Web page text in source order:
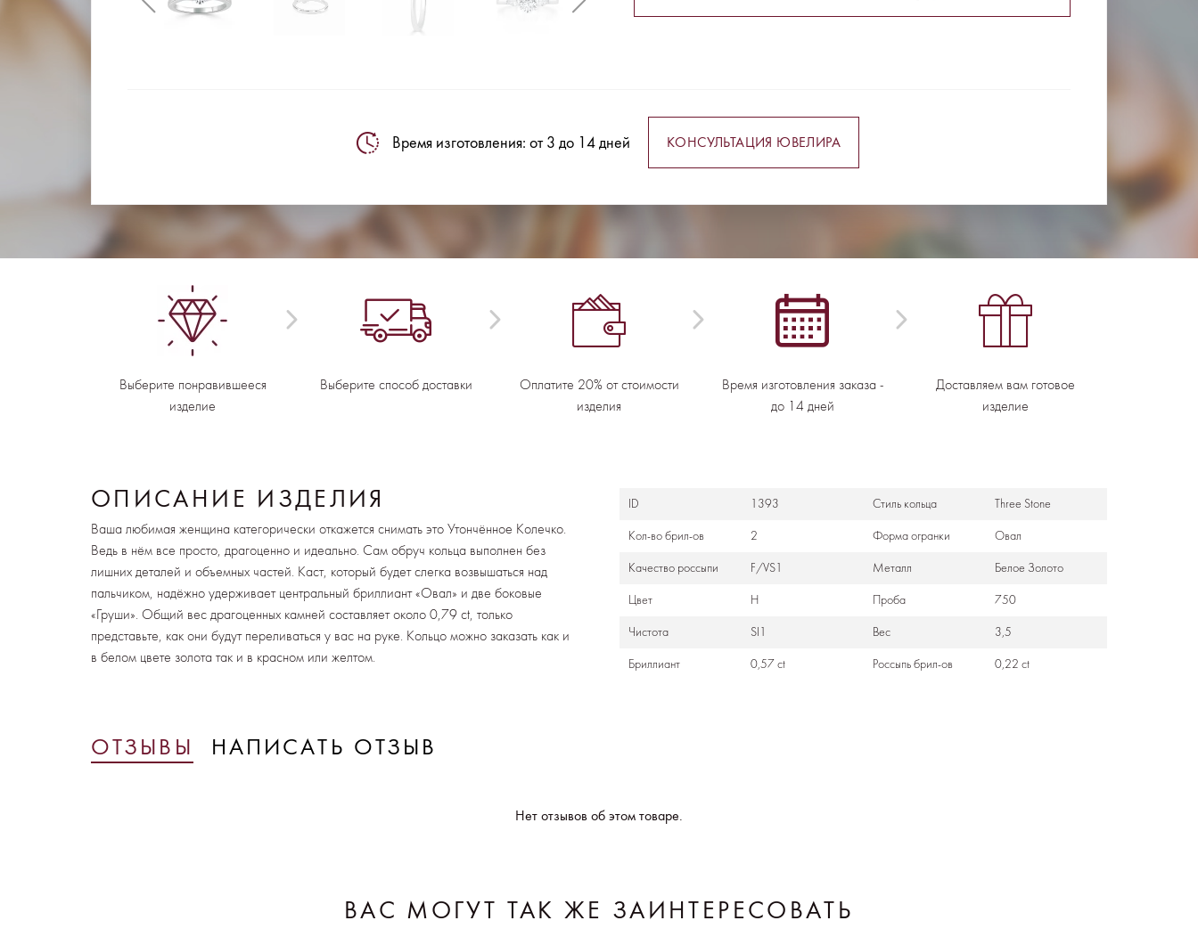
Время изготовления: от 3 до 14 дней КОНСУЛЬТАЦИЯ ЮВЕЛИРА
Выберите понравившееся
изделие
Выберите способ доставки
Оплатите 20% от стоимости
изделия
Время изготовления заказа -
до 14 дней
Доставляем вам готовое
изделие
ОПИСАНИЕ ИЗДЕЛИЯ
Ваша любимая женщина категорически откажется снимать это Утончённое Колечко.
Ведь в нём все просто, драгоценно и идеально. Сам обруч кольца выполнен без
лишних деталей и объемных частей. Каст, который будет слегка возвышаться над
пальчиком, надёжно удерживает центральный бриллиант «Овал» и две боковые
«Груши». Общий вес драгоценных камней составляет около 0,79 ct, только
представьте, как они будут переливаться у вас на руке. Кольцо можно заказать как и
в белом цвете золота так и в красном или желтом.
ID 1393 Стиль кольца Three Stone
Кол-во брил-ов 2 Формa огранки Овал
Качество россыпи F/VS1 Металл Белое Золото
Цвет Н Проба 750
Чистота SI1 Вес 3,5
Бриллиант 0,57 ct Россыпь брил-ов 0,22 ct
ОТЗЫВЫ НАПИСАТЬ ОТЗЫВ
Нет отзывов об этом товаре.
ВАС МОГУТ ТАК ЖЕ ЗАИНТЕРЕСОВАТЬ